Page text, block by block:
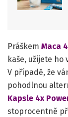
Práškem Maca
kaše, užijete
V případě, že
pohodlnou
Kapsle 4x
stoprocentně